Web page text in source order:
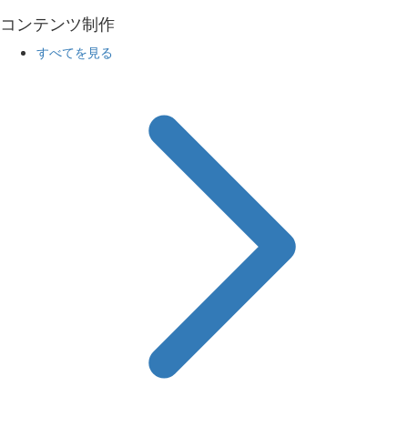
コンテンツ制作
すべてを見る